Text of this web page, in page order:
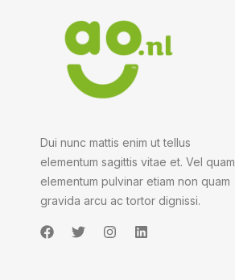
Dui nunc mattis enim ut tellus
elementum sagittis vitae et. Vel quam
elementum pulvinar etiam non quam
gravida arcu ac tortor dignissi.